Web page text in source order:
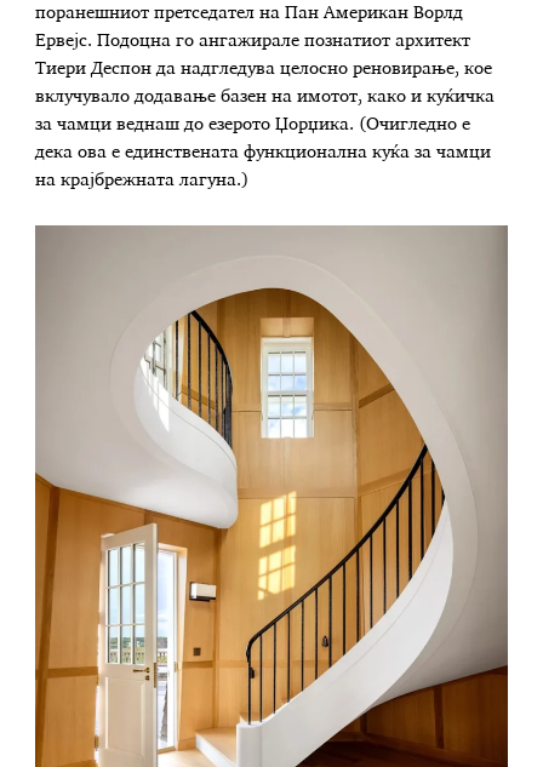
поранешниот претседател на Пан Американ Ворлд
Ервејс. Подоцна го ангажирале познатиот архитект
Тиери Деспон да надгледува целосно реновирање, кое
вклучувало додавање базен на имотот, како и куќичка
за чамци веднаш до езерото Џорџика. (Очигледно е
дека ова е единствената функционална куќа за чамци
на крајбрежната лагуна.)